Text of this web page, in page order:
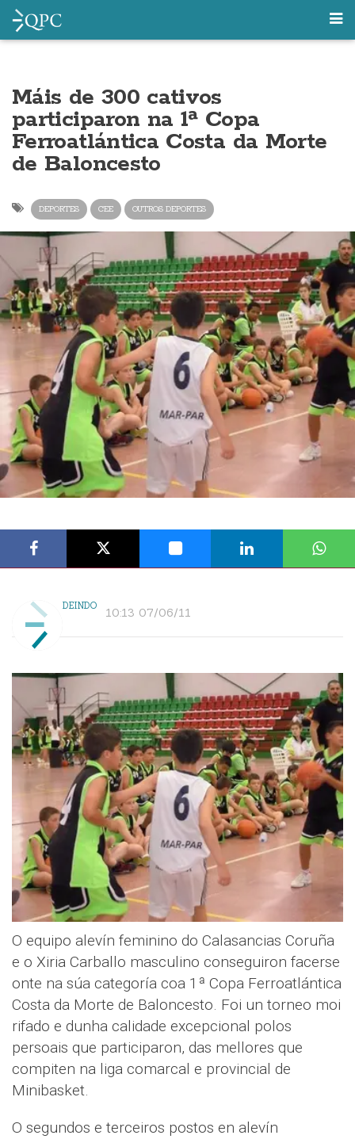
Máis de 300 cativos
participaron na 1ª Copa
Ferroatlántica Costa da Morte
de Baloncesto
DEPORTES CEE OUTROS DEPORTES
DEINDO 10:13 07/06/11
O equipo alevín feminino do Calasancias Coruña
e o Xiria Carballo masculino conseguiron facerse
onte na súa categoría coa 1ª Copa Ferroatlántica
Costa da Morte de Baloncesto. Foi un torneo moi
rifado e dunha calidade excepcional polos
persoais que participaron, das mellores que
compiten na liga comarcal e provincial de
Minibasket.
O segundos e terceiros postos en alevín